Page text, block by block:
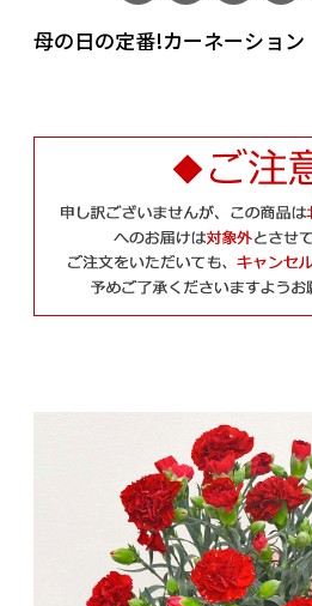
母の日の定番!カーネーション